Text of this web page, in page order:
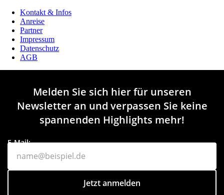
Kontakt & Infos
Anreise
Partner
Impressum
Datenschutz
AGB